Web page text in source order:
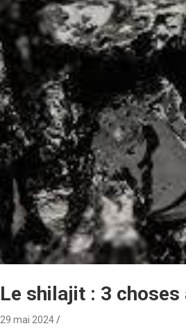
Le shilajit : 3
29 mai 2024